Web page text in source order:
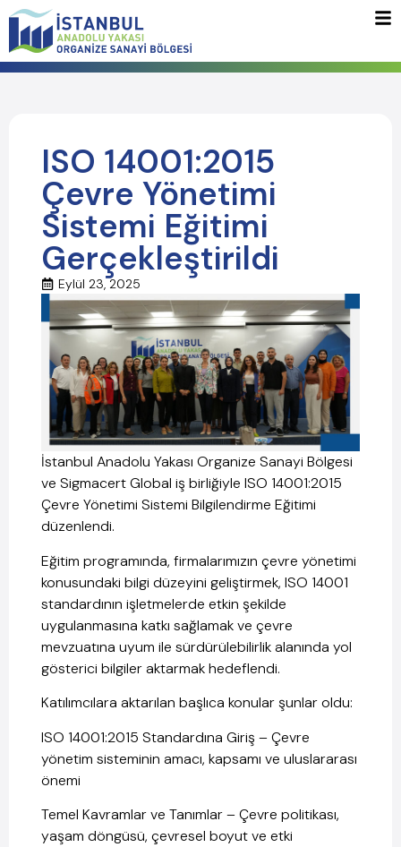
ISO 14001:2015
Çevre Yönetimi
Sistemi Eğitimi
Gerçekleştirildi
Eylül 23, 2025
İstanbul Anadolu Yakası Organize Sanayi Bölgesi
ve Sigmacert Global iş birliğiyle ISO 14001:2015
Çevre Yönetimi Sistemi Bilgilendirme Eğitimi
düzenlendi.
Eğitim programında, firmalarımızın çevre yönetimi
konusundaki bilgi düzeyini geliştirmek, ISO 14001
standardının işletmelerde etkin şekilde
uygulanmasına katkı sağlamak ve çevre
mevzuatına uyum ile sürdürülebilirlik alanında yol
gösterici bilgiler aktarmak hedeflendi.
Katılımcılara aktarılan başlıca konular şunlar oldu:
ISO 14001:2015 Standardına Giriş – Çevre
yönetim sisteminin amacı, kapsamı ve uluslararası
önemi
Temel Kavramlar ve Tanımlar – Çevre politikası,
yaşam döngüsü, çevresel boyut ve etki